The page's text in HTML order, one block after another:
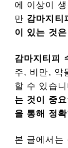
에 이상이
만 감마지티
이 있는 것
감마지티피
주, 비만, 약
할 수 있습
는 것이 중요
을 통해
정
본 글에서는